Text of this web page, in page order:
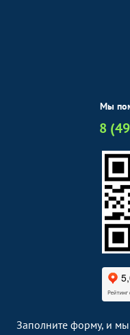
Мы
8
Заполните форму, и